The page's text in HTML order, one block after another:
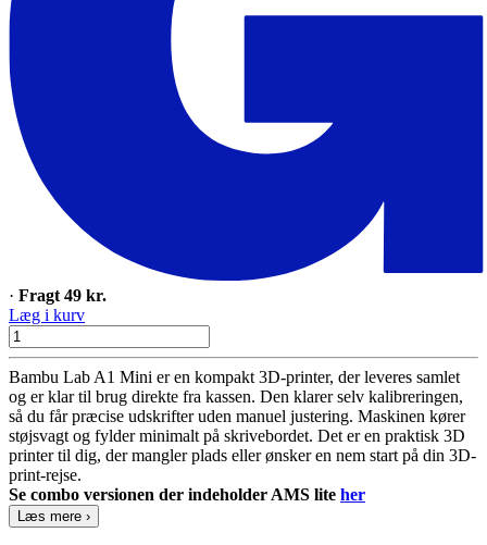
· Fragt 49 kr.
Læg i kurv
Bambu Lab A1 Mini er en kompakt 3D-printer, der leveres samlet
og er klar til brug direkte fra kassen. Den klarer selv kalibreringen,
så du får præcise udskrifter uden manuel justering. Maskinen kører
støjsvagt og fylder minimalt på skrivebordet. Det er en praktisk 3D
printer til dig, der mangler plads eller ønsker en nem start på din 3D-
print-rejse.
Se combo versionen der indeholder AMS lite her
Læs mere ›